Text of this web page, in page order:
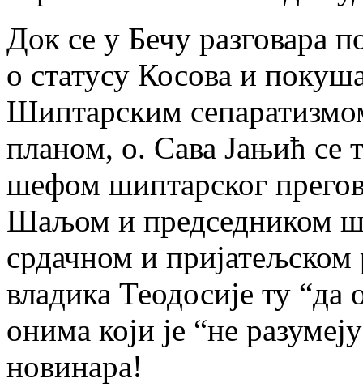
Док се у Бечу разговара
о статусу Косова и
Шиптарским
планом, о. Сава Јањић се
шефом шиптарског
Шаљом и председником
срдачном и пријатељском
владика Теодосије ту “да
онима који је “не
новинара!